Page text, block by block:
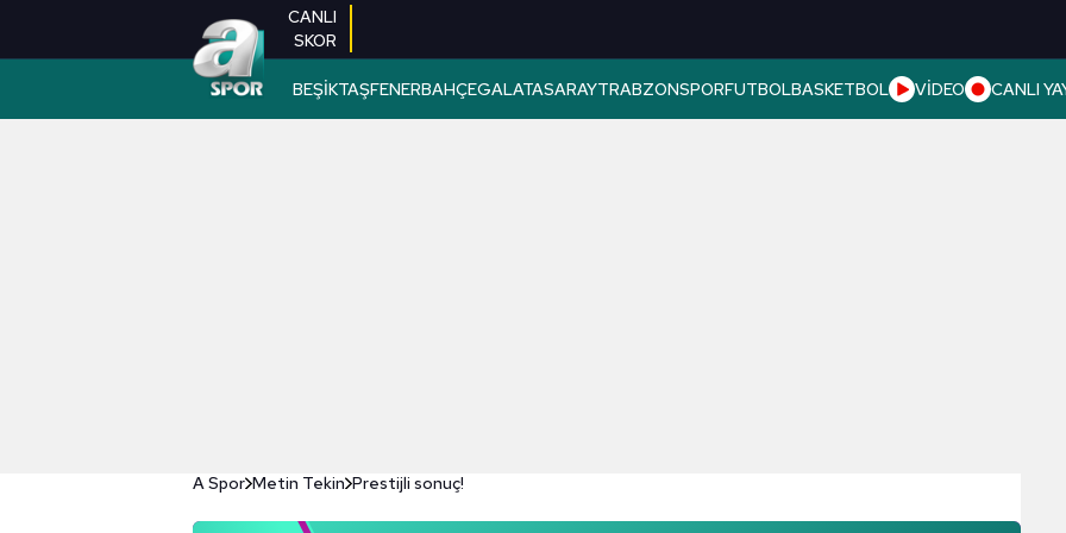
CANLI
SKOR
BEŞİKTAŞFENERBAHÇEGALATASARAYTRABZONSPORFUTBOLBASKETBOL VİDEO CANLI
A Spor Metin Tekin Prestijli sonuç!